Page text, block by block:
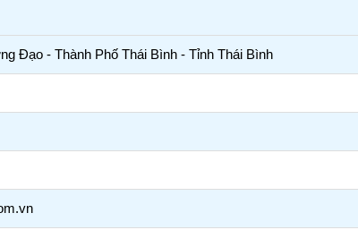
Đạo - Thành Phố Thái Bình - Tỉnh Thái Bình